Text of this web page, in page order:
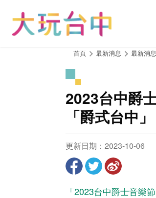
首頁 最新消息 最新消息
2023台中爵
「爵式台中」
更新日期：2023-10-06
「2023台中爵士音樂